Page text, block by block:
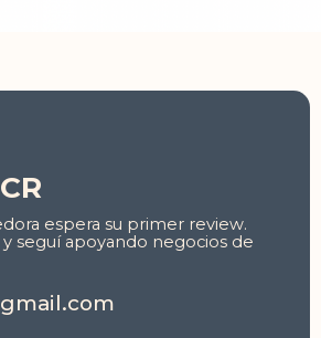
espera su primer review.
seguí apoyando negocios de